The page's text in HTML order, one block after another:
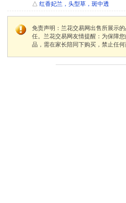
△ 红香妃兰，头型草，斑中透
免责声明：兰花交易网出售所展示
任。兰花交易网友情提醒：为保障
品，需在家长陪同下购买，禁止任